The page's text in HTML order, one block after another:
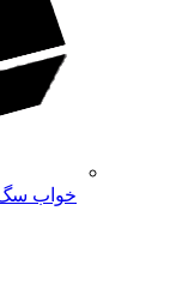
خواب